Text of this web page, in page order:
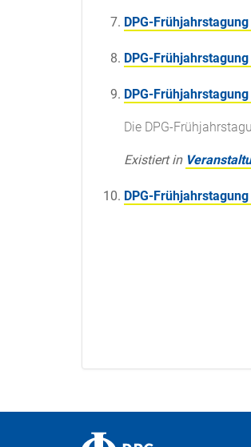
DPG-
DPG-
DPG-
Die DPG-
Existiert in
DPG-